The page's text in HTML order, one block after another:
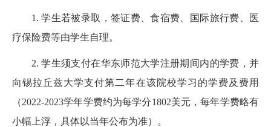
1. 学生若被录取，签证费、食宿费、国际旅行费、医
疗保险费等由学生自理。
2. 学生须支付在华东师范大学注册期间内的学费，并
向锡拉丘兹大学支付第二年在该院校学习的学费及费用
（2022-2023学年学费约为每学分1802美元，每年学费略有
小幅上浮，具体以当年公布为准）。